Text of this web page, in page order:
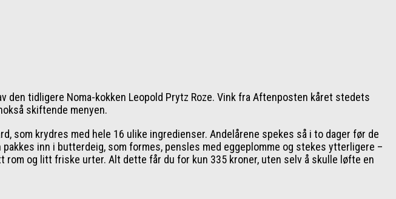
den tidligere Noma-kokken Leopold Prytz Roze. Vink fra Aftenposten kåret stedets
skiftende menyen.
krydres med hele 16 ulike ingredienser. Andelårene spekes så i to dager før de
pakkes inn i butterdeig, som formes, pensles med eggeplomme og stekes ytterligere –
rom og litt friske urter. Alt dette får du for kun 335 kroner, uten selv å skulle løfte en